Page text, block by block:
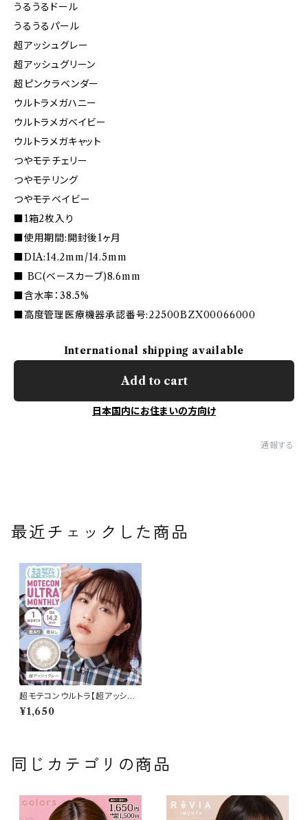
うるうるドール
うるうるパール
超アッシュグレー
超アッシュグリーン
超ピンクラベンダー
ウルトラメガハニー
ウルトラメガベイビー
ウルトラメガキャット
つやモテチェリー
つやモテリング
つやモテベイビー
■1箱2枚入り
■使用期間:開封後1ヶ月
■DIA:14.2mm/14.5mm
■ BC(ベースカーブ)8.6mm
■含水率：38.5%
■高度管理医療機器承認番号:22500BZX00066000
International shipping available
Add to cart
日本国内にお住まいの方向け
通報する
最近チェックした商品
超モテコンウルトラ【超アッシュ
グレー】 1箱2枚 度なし 度あり
なえなの カラーコンタクト 1ヶ
¥1,650
同じカテゴリの商品